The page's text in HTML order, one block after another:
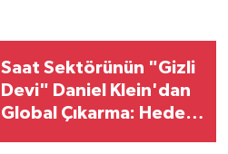
Saat Sektörünün "Gizli
Devi" Daniel Klein'dan
Global Çıkarma: Hedef